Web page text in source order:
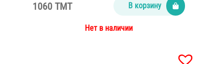
1060 TMT В корзину
Нет в наличии